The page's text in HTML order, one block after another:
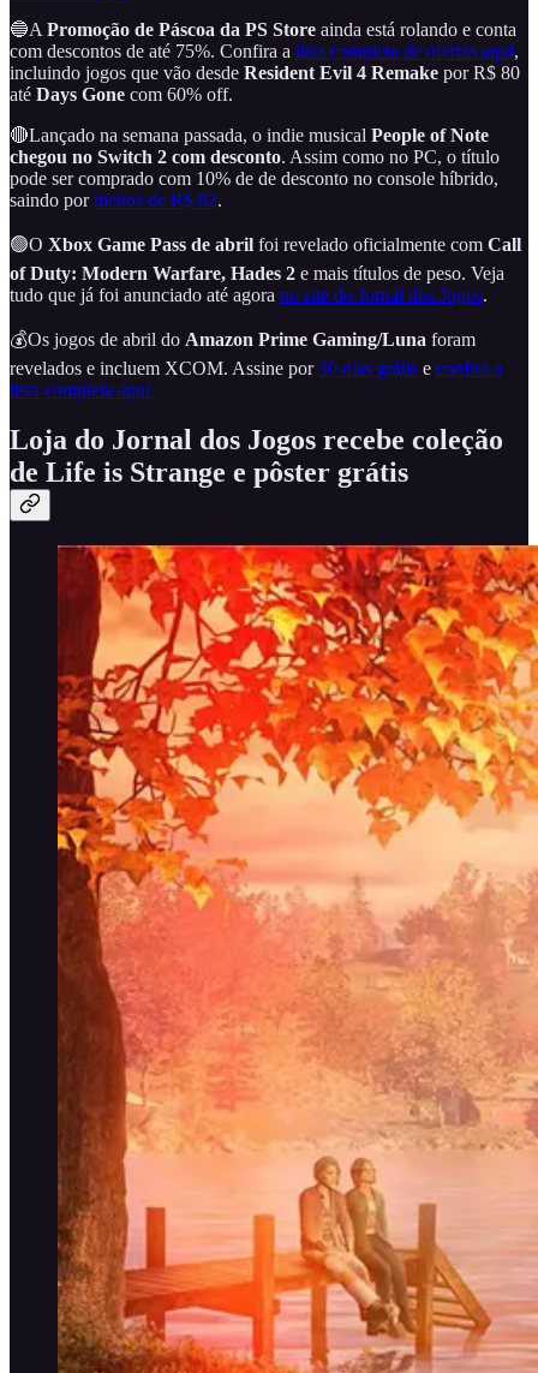
🔵A Promoção de Páscoa da PS Store ainda está rolando e conta
com descontos de até 75%. Confira a lista completa de ofertas aqui,
incluindo jogos que vão desde Resident Evil 4 Remake por R$ 80
até Days Gone com 60% off.
🔴Lançado na semana passada, o indie musical People of Note
chegou no Switch 2 com desconto. Assim como no PC, o título
pode ser comprado com 10% de de desconto no console híbrido,
saindo pormenos de R$ 82.
🟢O Xbox Game Pass de abril foi revelado oficialmente com Call
of Duty: Modern Warfare, Hades 2 e mais títulos de peso. Veja
tudo que já foi anunciado até agora no site do Jornal dos Jogos.
💰Os jogos de abril do Amazon Prime Gaming/Luna foram
revelados e incluem XCOM. Assine por30 dias grátis e confira a
lista completa aqui.
Loja do Jornal dos Jogos recebe coleção
de Life is Strange e pôster grátis